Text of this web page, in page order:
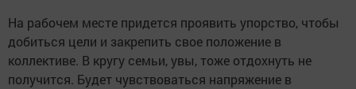
На рабочем месте придется проявить упорство, чтобы
добиться цели и закрепить свое положение в
коллективе. В кругу семьи, увы, тоже отдохнуть не
получится. Будет чувствоваться напряжение в